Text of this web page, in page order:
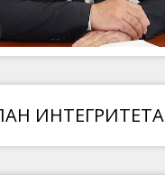
ИНТЕГРИТЕТА